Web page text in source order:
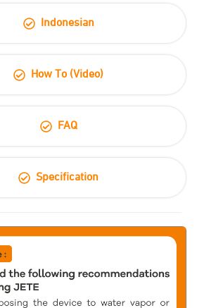
Indonesian
How To (Video)
FAQ
Specification